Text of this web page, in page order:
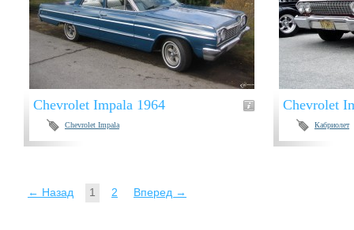
Chevrolet Impala 1964
Chevrolet Impala
Chevrolet
Кабриолет
← Назад 1 2 Вперед →